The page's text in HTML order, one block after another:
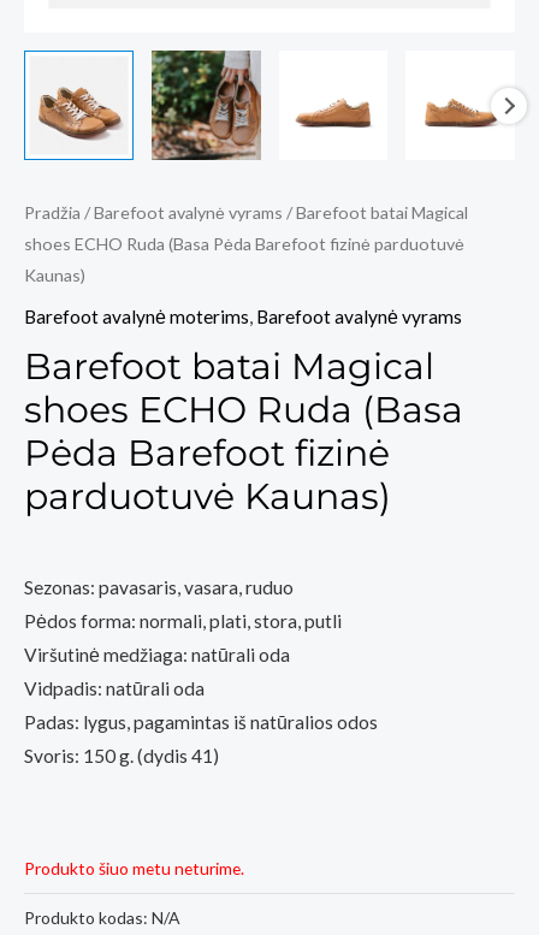
Pradžia /Barefoot avalynė vyrams / Barefoot batai Magical
shoes ECHO Ruda (Basa Pėda Barefoot fizinė parduotuvė
Kaunas)
Barefoot avalynė moterims, Barefoot avalynė vyrams
Barefoot batai Magical
shoes ECHO Ruda (Basa
Pėda Barefoot fizinė
parduotuvė Kaunas)
Sezonas: pavasaris, vasara, ruduo
Pėdos forma: normali, plati, stora, putli
Viršutinė medžiaga: natūrali oda
Vidpadis: natūrali oda
Padas: lygus, pagamintas iš natūralios odos
Svoris: 150 g. (dydis 41)
Produkto šiuo metu neturime.
Produkto kodas: N/A